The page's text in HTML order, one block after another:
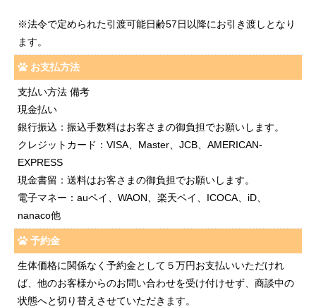
※法令で定められた引渡可能日齢57日以降にお引き渡しとなり
ます。
お支払方法
支払い方法 備考
現金払い
銀行振込：振込手数料はお客さまの御負担でお願いします。
クレジットカード：VISA、Master、JCB、AMERICAN-
EXPRESS
現金書留：送料はお客さまの御負担でお願いします。
電子マネー：auペイ、WAON、楽天ペイ、ICOCA、iD、
nanaco他
予約金
生体価格に関係なく予約金として５万円お支払いいただけれ
ば、他のお客様からのお問い合わせを受け付けせず、商談中の
状態へと切り替えさせていただきます。